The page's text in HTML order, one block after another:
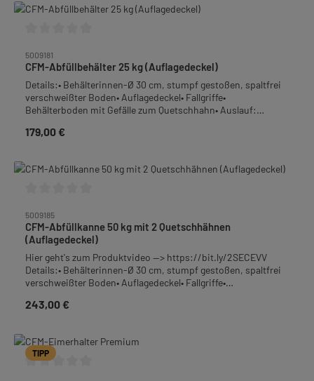
Rostfrei• Höhe: 36,5 cm• Gewicht: 5,0 kg
5009181
CFM-Abfüllbehälter 25 kg (Auflagedeckel)
Details:• Behälterinnen-Ø 30 cm, stumpf gestoßen, spaltfrei
verschweißter Boden• Auflagedeckel• Fallgriffe•
Behälterboden mit Gefälle zum Quetschhahn• Auslauf:
Edelstahl-Rostfrei• Höhe: 31,0 cm• Gewicht: 4,5
Regulärer Preis:
179,00 €
5009185
CFM-Abfüllkanne 50 kg mit 2 Quetschhähnen
(Auflagedeckel)
Hier geht's zum Produktvideo --> https://bit.ly/2SECEVV
Details:• Behälterinnen-Ø 30 cm, stumpf gestoßen, spaltfrei
verschweißter Boden• Auflagedeckel• Fallgriffe•
Quetschhahn 1 1/2", bodengleich angeschweißt• Überlauf:
kombinieren mit dem konischen Feinfiltersieb Art.-Nr.
5000162.
Regulärer Preis:
243,00 €
TIPP